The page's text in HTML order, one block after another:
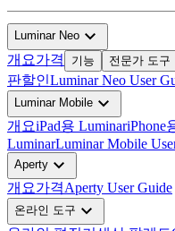
Luminar Neo expand_more
개요가격 기능 전문가 도구
판할인Luminar Neo User
Luminar Mobile expand_more
개요iPad용 LuminariPhone
LuminarLuminar Mobile
Aperty expand_more
개요가격Aperty User Guide
온라인 도구 expand_more